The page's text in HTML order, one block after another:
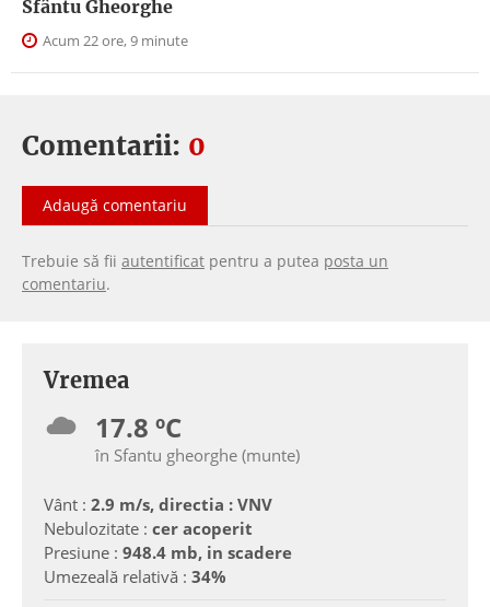
Sfântu Gheorghe
Acum 22 ore, 9 minute
Comentarii: 0
Adaugă comentariu
Trebuie să fii autentificat pentru a putea posta un
comentariu.
Vremea
17.8 ºC
în Sfantu gheorghe (munte)
Vânt : 2.9 m/s, directia : VNV
Nebulozitate : cer acoperit
Presiune : 948.4 mb, in scadere
Umezeală relativă : 34%